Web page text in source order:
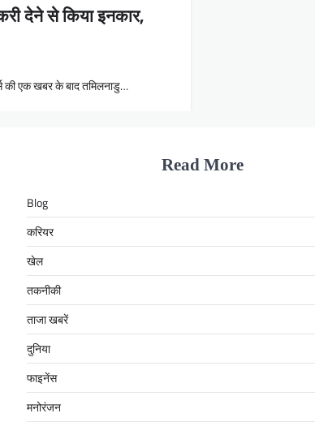
देने से किया इनकार,
की एक खबर के बाद तमिलनाडु…
Read More
Blog
करियर
खेल
तकनीकी
ताजा खबरें
दुनिया
फाइनेंस
मनोरंजन